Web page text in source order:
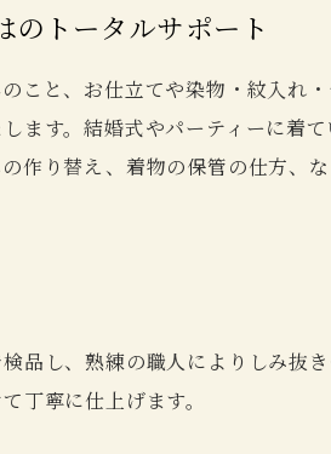
の トータルサポート
こと、お仕立てや染物・紋入れ
ます。結婚式やパーティーに着
作り替え、着物の保管の仕方、
品し、熟練の職人によりしみ抜
丁寧に仕上げます。